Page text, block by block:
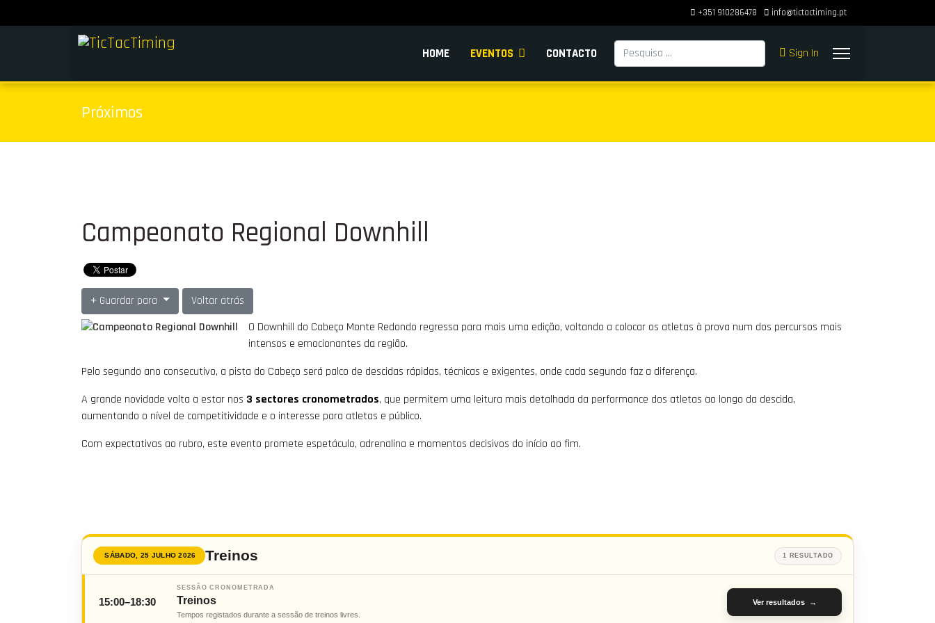
+351 910286478 info@tictactiming.pt
HOME EVENTOS CONTACTO Pesquisar Sign In
Próximos
Campeonato Regional Downhill
Guardar para
Voltar atrás
O Downhill do Cabeço Monte Redondo regressa para mais uma edição, voltando a colocar os atletas à prova num dos percursos mais
intensos e emocionantes da região.
Pelo segundo ano consecutivo, a pista do Cabeço será palco de descidas rápidas, técnicas e exigentes, onde cada segundo faz a diferença.
A grande novidade volta a estar nos 3 sectores cronometrados, que permitem uma leitura mais detalhada da performance dos atletas ao longo da descida,
aumentando o nível de competitividade e o interesse para atletas e público.
Com expectativas ao rubro, este evento promete espetáculo, adrenalina e momentos decisivos do início ao fim.
SÁBADO, 25 JULHO 2026 Treinos 1 RESULTADO
15:00–18:30
SESSÃO CRONOMETRADA
Treinos
Tempos registados durante a sessão de treinos livres.
Ver resultados →